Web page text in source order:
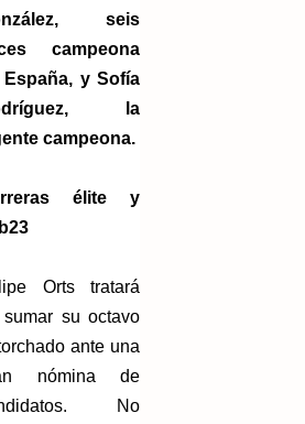
seis
campeona
España, y Sofía
la
campeona.
élite y
Orts tratará
su octavo
ante una
nómina de
No